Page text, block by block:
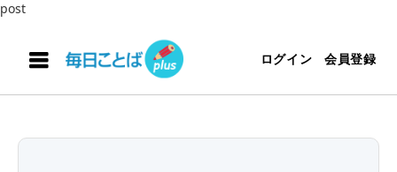
post
ログイン 会員登録